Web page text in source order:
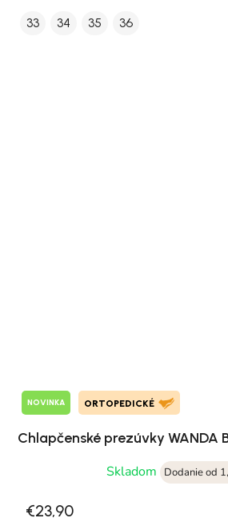
33 34 35 36
NOVINKA ORTOPEDICKÉ
Chlapčenské prezúvky WANDA
Skladom
Dodanie od
€23,90